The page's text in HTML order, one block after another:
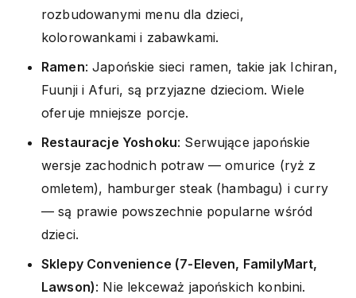
rozbudowanymi menu dla dzieci,
kolorowankami i zabawkami.
Ramen: Japońskie sieci ramen, takie jak Ichiran,
Fuunji i Afuri, są przyjazne dzieciom. Wiele
oferuje mniejsze porcje.
Restauracje Yoshoku: Serwujące japońskie
wersje zachodnich potraw — omurice (ryż z
omletem), hamburger steak (hambagu) i curry
— są prawie powszechnie popularne wśród
dzieci.
Sklepy Convenience (7-Eleven, FamilyMart,
Lawson): Nie lekceważ japońskich konbini.